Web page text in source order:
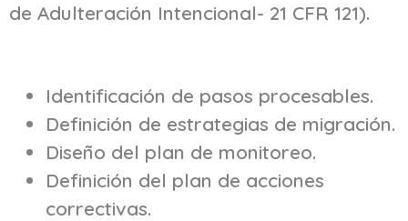
de Adulteración Intencional- 21 CFR 121).
Identificación de pasos procesables.
Definición de estrategias de migración.
Diseño del plan de monitoreo.
Definición del plan de acciones
correctivas.